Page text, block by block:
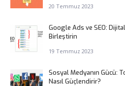
20 Temmuz 2023
Google Ads ve SEO:
Birleştirin
19 Temmuz 2023
Sosyal Medyanın Gücü:
Nasıl Güçlendirir?